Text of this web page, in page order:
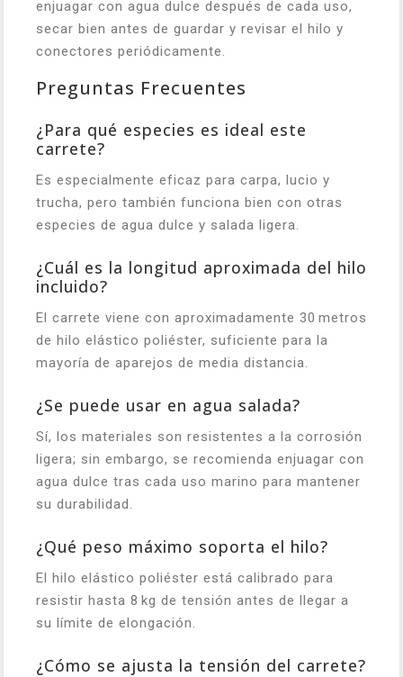
enjuagar con agua dulce después de cada uso,
secar bien antes de guardar y revisar el hilo y
conectores periódicamente.
Preguntas Frecuentes
¿Para qué especies es ideal este
carrete?
Es especialmente eficaz para carpa, lucio y
trucha, pero también funciona bien con otras
especies de agua dulce y salada ligera.
¿Cuál es la longitud aproximada del hilo
incluido?
El carrete viene con aproximadamente 30 metros
de hilo elástico poliéster, suficiente para la
mayoría de aparejos de media distancia.
¿Se puede usar en agua salada?
Sí, los materiales son resistentes a la corrosión
ligera; sin embargo, se recomienda enjuagar con
agua dulce tras cada uso marino para mantener
su durabilidad.
¿Qué peso máximo soporta el hilo?
El hilo elástico poliéster está calibrado para
resistir hasta 8 kg de tensión antes de llegar a
su límite de elongación.
¿Cómo se ajusta la tensión del carrete?